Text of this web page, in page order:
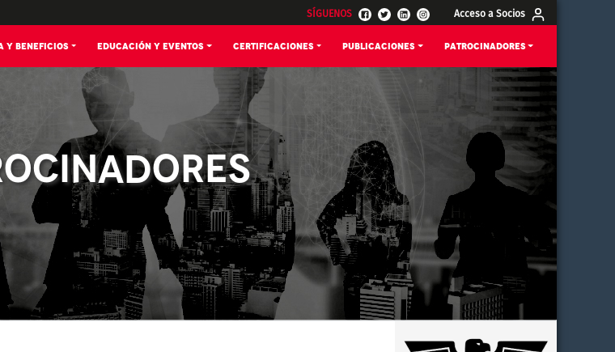
SÍGUENOS Acceso a Socios
Y BENEFICIOS EDUCACIÓN Y EVENTOS CERTIFICACIONES PUBLICACIONES PATROCINADORES